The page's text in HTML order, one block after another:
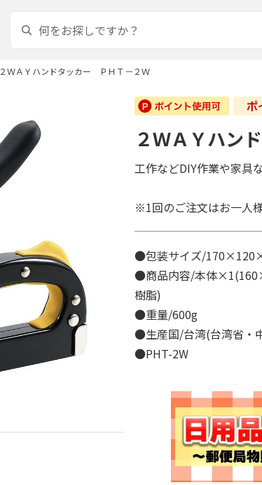
２ＷＡＹハンドタッカー ＰＨＴ－２Ｗ
２ＷＡＹハン
工作などDIY作業や家具
※1回のご注文はお一人
●包装サイズ/
●商品内容/本体
樹脂)
●重量/600g
●生産国/台湾(台湾省・
●PHT-2W